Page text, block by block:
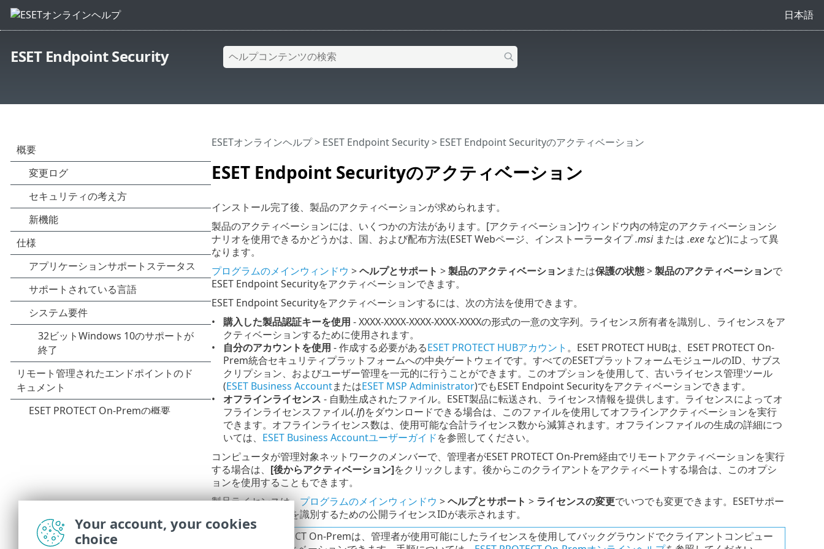
日本語
ESET Endpoint Security
ESET Endpoint Securityのアクティベーション
ESETオンラインヘルプ> ESET Endpoint Security> ESET Endpoint Securityのアクティベーション
インストール完了後、製品のアクティベーションが求められます。
製品のアクティベーションには、いくつかの方法があります。[アクティベーション]ウィンドウ内の特定のアクティベーションシ
ナリオを使用できるかどうかは、国、および配布方法(ESET Webページ、インストーラータイプ.msiまたは .exeなど)によって異
なります。
プログラムのメインウィンドウ >ヘルプとサポート >製品のアクティベーションまたは保護の状態>製品のアクティベーションで
ESET Endpoint Securityをアクティベーションできます。
ESET Endpoint Securityをアクティベーションするには、次の方法を使用できます。
購入した製品認証キーを使用 - XXXX-XXXX-XXXX-XXXX-XXXXの形式の一意の文字列。ライセンス所有者を識別し、ライセンスをア
クティベーションするために使用されます。
自分のアカウントを使用 - 作成する必要があるESET PROTECT HUBアカウント 。ESET PROTECT HUBは、ESET PROTECT On-
Prem統合セキュリティプラットフォームへの中央ゲートウェイです。すべてのESETプラットフォームモジュールのID、サブス
クリプション、およびユーザー管理を一元的に行うことができます。このオプションを使用して、古いライセンス管理ツール
(ESET Business AccountまたはESET MSP Administrator)でもESET Endpoint Securityをアクティベーションできます。
オフラインライセンス - 自動生成されたファイル。ESET製品に転送され、ライセンス情報を提供します。ライセンスによってオ
フラインライセンスファイル(.lf)をダウンロードできる場合は、このファイルを使用してオフラインアクティベーションを実行
できます。オフラインライセンス数は、使用可能な合計ライセンス数から減算されます。オフラインファイルの生成の詳細につ
いては、 ESET Business Accountユーザーガイドを参照してください。
コンピュータが管理対象ネットワークのメンバーで、管理者がESET PROTECT On-Prem経由でリモートアクティベーションを実行
する場合は、 [後からアクティベーション]をクリックします。後からこのクライアントをアクティベートする場合は、このオプシ
ョンを使用することもできます。
製品ライセンスは、 プログラムのメインウィンドウ >ヘルプとサポート > ライセンスの変更でいつでも変更できます。ESETサポー
トへのライセンスを識別するための公開ライセンスIDが表示されます。
ESET PROTECT On-Premは、管理者が使用可能にしたライセンスを使用してバックグラウンドでクライアントコンピュー
Your account, your cookies
choice